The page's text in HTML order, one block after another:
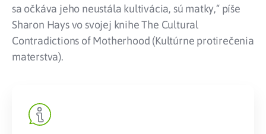
sa očkáva jeho neustála kultivácia, sú matky,“ píše
Sharon Hays vo svojej knihe The Cultural
Contradictions of Motherhood (Kultúrne protirečenia
materstva).